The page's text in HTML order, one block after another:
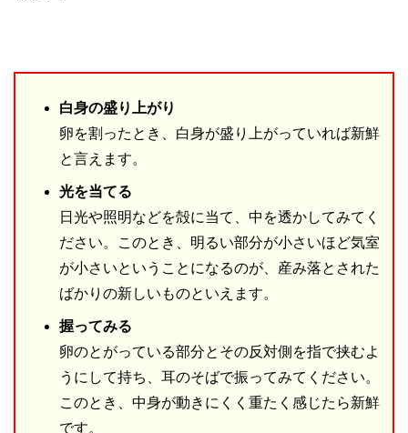
白身の盛り上がり
卵を割ったとき、白身が盛り上がっていれば新鮮
と言えます。
光を当てる
日光や照明などを殻に当て、中を透かしてみてく
ださい。このとき、明るい部分が小さいほど気室
が小さいということになるのが、産み落とされた
ばかりの新しいものといえます。
握ってみる
卵のとがっている部分とその反対側を指で挟むよ
うにして持ち、耳のそばで振ってみてください。
このとき、中身が動きにくく重たく感じたら新鮮
です。